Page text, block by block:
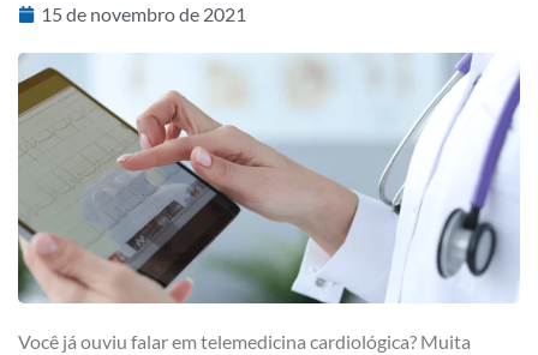
15 de novembro de 2021
Você já ouviu falar em telemedicina cardiológica? Muita